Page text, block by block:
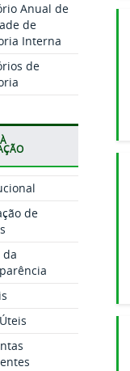
Anual de
de
Interna
de
de
da